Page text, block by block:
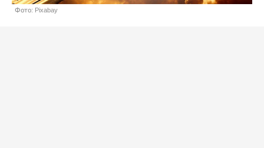
Фото: Pixabay